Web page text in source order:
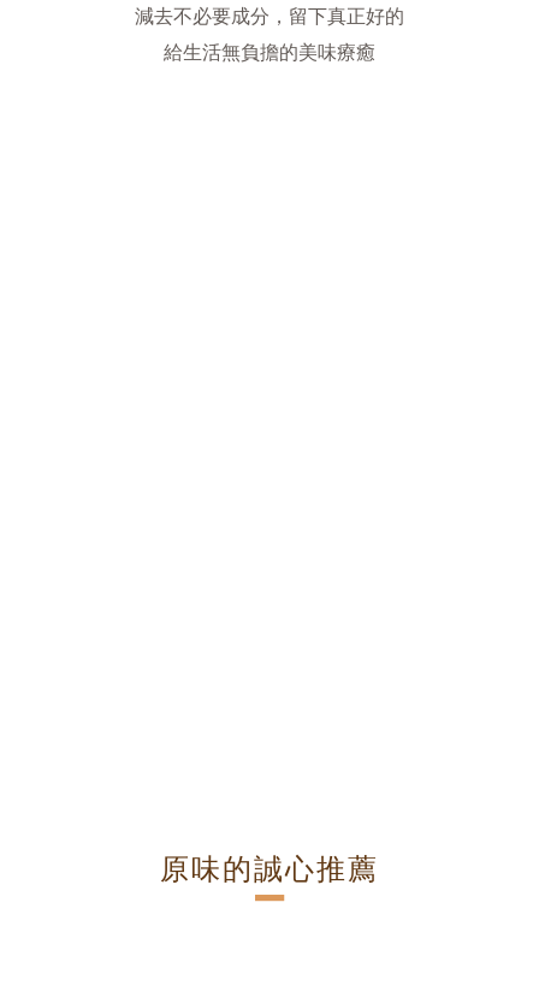
減去不必要成分，留下真正好的
給生活無負擔的美味療癒
原味的誠心推薦
－